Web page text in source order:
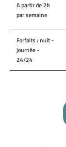
A partir de 2h
par semaine
Forfaits : nuit -
journée -
24/24